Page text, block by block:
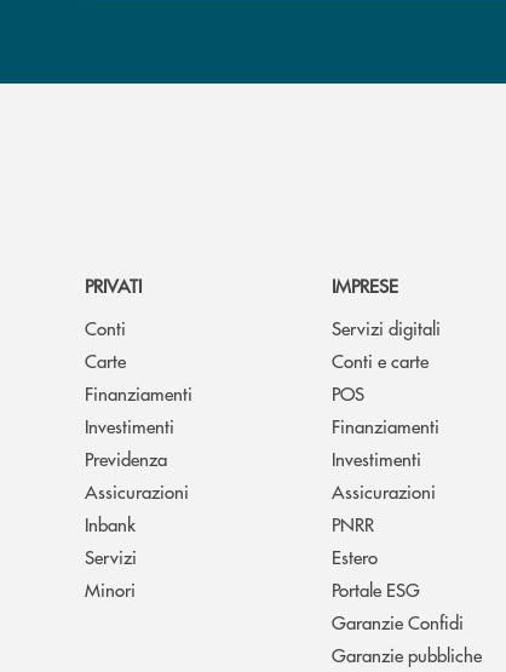
PRIVATI
Conti
Carte
Finanziamenti
Investimenti
Previdenza
Assicurazioni
Inbank
Servizi
Minori
IMPRESE
Servizi digitali
Conti e carte
POS
Finanziamenti
Investimenti
Assicurazioni
PNRR
Estero
Portale ESG
Garanzie Confidi
Garanzie pubbliche